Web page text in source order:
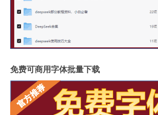
免费可商用字体批量下载